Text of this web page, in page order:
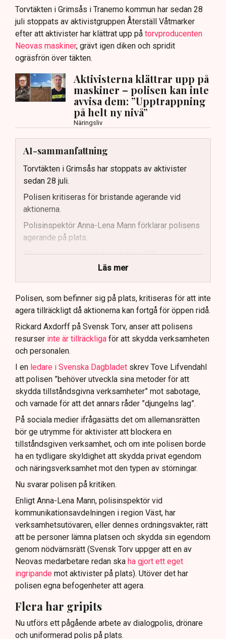
Torvtäkten i Grimsås i Tranemo kommun har sedan 28
juli stoppats av aktivistgruppen Återställ Våtmarker
efter att aktivister har klättrat upp på torvproducenten
Neovas maskiner, grävt igen diken och spridit
ogräsfrön över täkten.
Aktivisterna klättrar upp på
maskiner – polisen kan inte
avvisa dem: ”Upptrappning
på helt ny nivå”
Näringsliv
AI-sammanfattning
Torvtäkten i Grimsås har stoppats av aktivister
sedan 28 juli.
Polisen kritiseras för bristande agerande vid
aktionerna.
Polisinspektör Anna-Lena Mann förklarar polisens
agerande på plats.
40 personer misstänks med cirka 120
brottsmisstankar kopplade.
Polisen använder drönare och uniformerad polis
för att dokumentera bevis.
Samtidigt är polisarbetet komplext när det gäller
att navigera juridiska rättigheter och gränser.
Läs mer
Polisen, som befinner sig på plats, kritiseras för att inte
agera tillräckligt då aktionerna kan fortgå för öppen ridå.
Rickard Axdorff på Svensk Torv, anser att polisens
resurser inte är tillräckliga för att skydda verksamheten
och personalen.
I en ledare i Svenska Dagbladet skrev Tove Lifvendahl
att polisen ”behöver utveckla sina metoder för att
skydda tillståndsgivna verksamheter” mot sabotage,
och varnade för att det annars råder ”djungelns lag”.
På sociala medier ifrågasätts det om allemansrätten
bör ge utrymme för aktivister att blockera en
tillståndsgiven verksamhet, och om inte polisen borde
ha en tydligare skyldighet att skydda privat egendom
och näringsverksamhet mot den typen av störningar.
Nu svarar polisen på kritiken.
Enligt Anna-Lena Mann, polisinspektör vid
kommunikationsavdelningen i region Väst, har
verksamhetsutövaren, eller dennes ordningsvakter, rätt
att be personer lämna platsen och skydda sin egendom
genom nödvärnsrätt (Svensk Torv uppger att en av
Neovas medarbetare redan ska ha gjort ett eget
ingripande mot aktivister på plats). Utöver det har
polisen egna befogenheter att agera.
Flera har gripits
Nu utförs ett pågående arbete av dialogpolis, drönare
och uniformerad polis på plats.